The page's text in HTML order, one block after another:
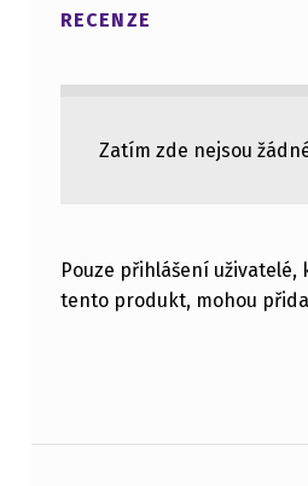
RECENZE
Zatím zde nejsou
Pouze přihlášení uživatelé,
tento produkt, mohou